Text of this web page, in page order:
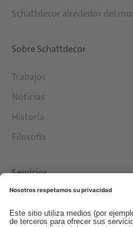
Schattdecor alrededor del
Sobre Schattdecor
Trabajos
Noticias
Historia
Filosofía
Servicios
Contacto